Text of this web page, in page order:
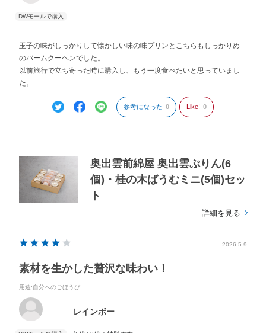
玉子の味がしっかりして懐かしい味の味プリンとこちらもしっかりめ
のバームクーヘンでした。
以前旅行で立ち寄った時に購入し、もう一度食べたいと思っていまし
た。
参考になった 0 Like! 0
奥出雲前綿屋 奥出雲ぷりん(6
個)・桂の木ばうむミニ(5個)セッ
ト
詳細を見る
2026.5.9
素材を生かした贅沢な味わい！
用途:自分へのごほうび
レインボー